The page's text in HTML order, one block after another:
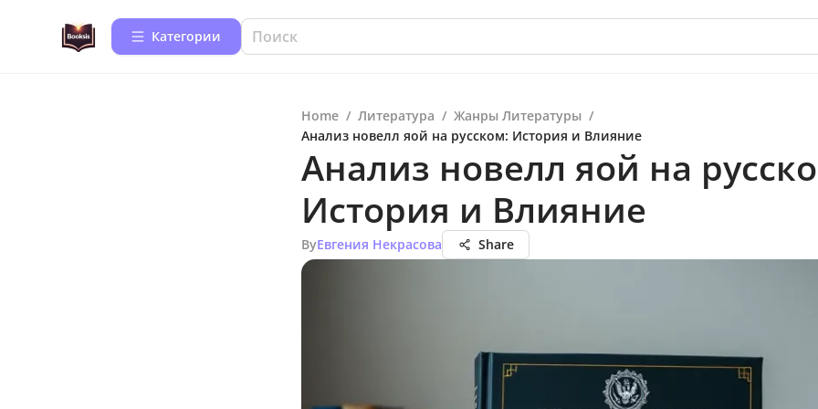
Категории
Home / Литература / Жанры Литературы /
Анализ новелл яой на русском: История и Влияние
Анализ новелл яой на
История и Влияние
ByЕвгения Некрасова Share